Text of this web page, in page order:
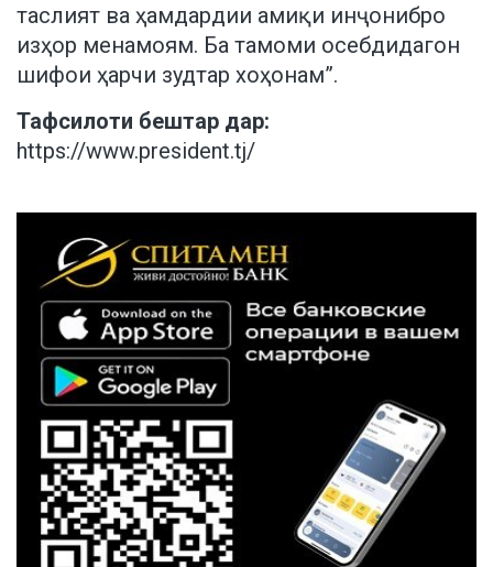
таслият ва ҳамдардии амиқи инҷонибро
изҳор менамоям. Ба тамоми осебдидагон
шифои ҳарчи зудтар хоҳонам”.
Тафсилоти бештар дар:
https://www.president.tj/